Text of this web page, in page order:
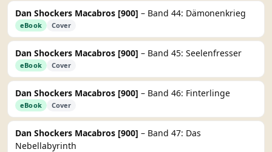
Dan Shockers Macabros [900] – Band 44: Dämonenkrieg
eBook Cover
Dan Shockers Macabros [900] – Band 45: Seelenfresser
eBook Cover
Dan Shockers Macabros [900] – Band 46: Finterlinge
eBook Cover
Dan Shockers Macabros [900] – Band 47: Das
Nebellabyrinth